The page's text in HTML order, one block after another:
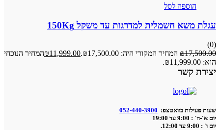
הוספה לסל
עגלת משא חשמלית למדרגות עד משקל 150Kg
(0)
₪17,500.00 המחיר המקורי היה: ₪17,500.00. ₪11,999.00
המחיר הנוכחי
הוא: ₪11,999.00.
יצירת קשר
שעות פעילות בוואטצפ: 052-440-3900
יום א'-ה' : 9:00 עד 19:00
יום ו' : 9:00 עד 12:00.